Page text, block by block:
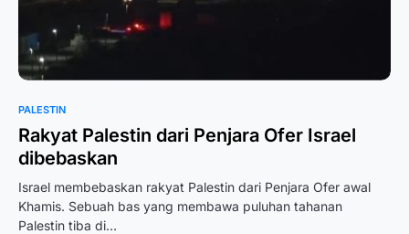
PALESTIN
Rakyat Palestin dari Penjara Ofer Israel
dibebaskan
Israel membebaskan rakyat Palestin dari Penjara Ofer awal
Khamis. Sebuah bas yang membawa puluhan tahanan
Palestin tiba di…